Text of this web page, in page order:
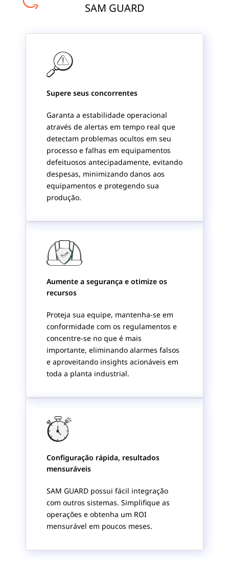
SAM GUARD
Supere seus concorrentes
Garanta a estabilidade operacional
através de alertas em tempo real que
detectam problemas ocultos em seu
processo e falhas em equipamentos
defeituosos antecipadamente, evitando
despesas, minimizando danos aos
equipamentos e protegendo sua
produção.
Aumente a segurança e otimize os
recursos
Proteja sua equipe, mantenha-se em
conformidade com os regulamentos e
concentre-se no que é mais
importante, eliminando alarmes falsos
e aproveitando insights acionáveis em
toda a planta industrial.
Configuração rápida, resultados
mensuráveis
SAM GUARD possui fácil integração
com outros sistemas. Simplifique as
operações e obtenha um ROI
mensurável em poucos meses.